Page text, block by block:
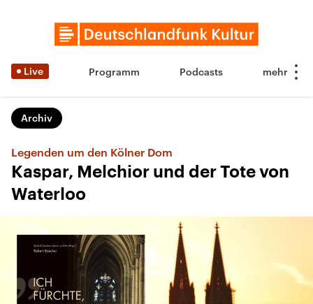
Live Programm Podcasts
Archiv
Legenden um den Kölner Dom
Kaspar, Melchior und der Tote von
Waterloo